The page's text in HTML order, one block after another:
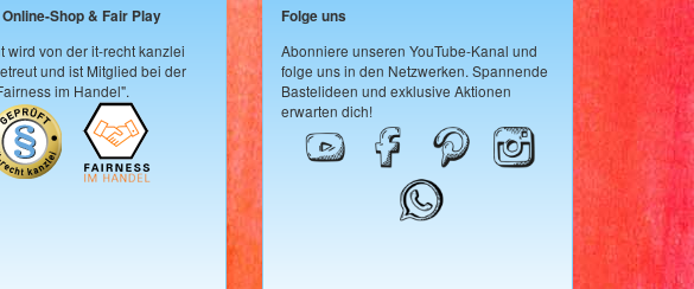
Shop & Fair Play
wird von der it-recht kanzlei
und ist Mitglied bei der
im Handel".
Folge uns
Abonniere unseren YouTube-Kanal und
folge uns in den Netzwerken. Spannende
Bastelideen und exklusive Aktionen
erwarten dich!